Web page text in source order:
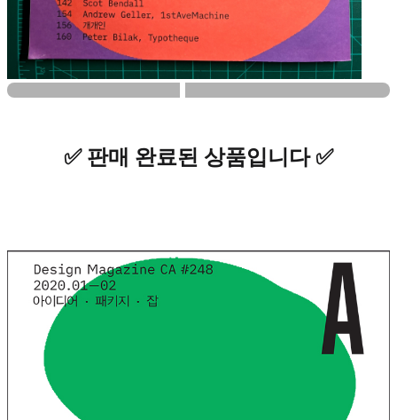
✅ 판매 완료된 상품입니다 ✅